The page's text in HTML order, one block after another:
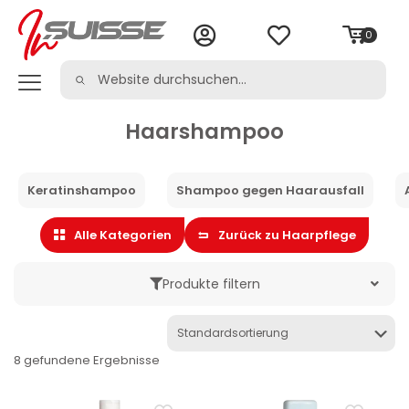
0
Haarshampoo
Keratinshampoo Shampoo gegen Haarausfall
Alle Kategorien Zurück zu Haarpflege
Produkte filtern
8 gefundene Ergebnisse